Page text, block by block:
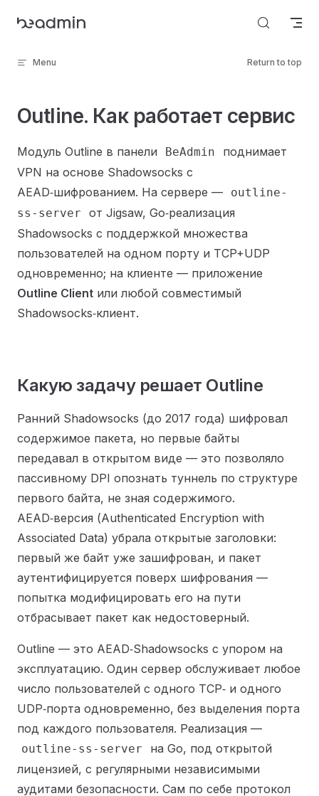
Skip to content
Menu Return to top
Outline. Как работает сервис
Модуль Outline в панели BeAdmin
поднимает
VPN на основе Shadowsocks с
AEAD‑шифрованием. На сервере —
outline-
ss-server
от Jigsaw, Go‑реализация
Shadowsocks с поддержкой множества
пользователей на одном порту и TCP+UDP
одновременно; на клиенте — приложение
Outline Client или любой совместимый
Shadowsocks‑клиент.
Какую задачу решает Outline
Ранний Shadowsocks (до 2017 года) шифровал
содержимое пакета, но первые байты
передавал в открытом виде — это позволяло
пассивному DPI опознать туннель по структуре
первого байта, не зная содержимого.
AEAD‑версия (Authenticated Encryption with
Associated Data) убрала открытые заголовки:
первый же байт уже зашифрован, и пакет
аутентифицируется поверх шифрования —
попытка модифицировать его на пути
отбрасывает пакет как недостоверный.
Outline — это AEAD‑Shadowsocks с упором на
эксплуатацию. Один сервер обслуживает любое
число пользователей с одного TCP‑ и одного
UDP‑порта одновременно, без выделения порта
под каждого пользователя. Реализация —
outline-ss-server
на Go, под открытой
лицензией, с регулярными независимыми
аудитами безопасности. Сам по себе протокол